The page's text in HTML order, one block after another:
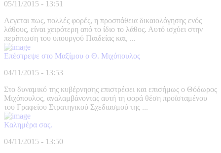
05/11/2015 - 13:51
Λεγεται πως, πολλές φορές, η προσπάθεια δικαιολόγησης ενός
λάθους, είναι χειρότερη από το ίδιο το λάθος. Αυτό ισχύει στην
περίπτωση του υπουργού Παιδείας και, ...
Επέστρεψε στο Μαξίμου ο Θ. Μιχόπουλος
04/11/2015 - 13:53
Στο δυναμικό της κυβέρνησης επιστρέφει και επισήμως ο Θόδωρος
Μιχόπουλος, αναλαμβάνοντας αυτή τη φορά θέση προϊσταμένου
του Γραφείου Στρατηγικού Σχεδιασμού της ...
Καλημέρα σας.
04/11/2015 - 13:50